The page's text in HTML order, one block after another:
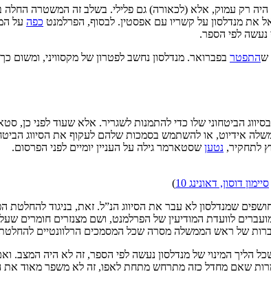
רק עמוק, אלא (לכאורה) גם פלילי. בשלב זה המשטרה החלה
את מנדלסון על קשריו עם אפסטין. לבסוף, הפרלמנט כפה על
נעשה לפי הספר.
שהתפטר בפברואר. מנדלסון נחשב לפטרון של מקסוויני, ומשום
הביטחוני שלו כדי להתמנות לשגריר. אלא שעוד לפני
אידיוט, או להשתמש בסמכות שלהם לעקוף את הסיווג
לתחקיר, נטען שסטארמר גילה על העניין יומיים לפני הפרסום.
סיימון דוסון, דאונינג 10
)
שהיו חושפים שמנדלסון לא עבר את הסיווג הנ”ל. זאת,
לוועדת המודיעין של הפרלמנט, ושם מצנזרים חומרים
של ראש הממשלה מסרה שכל המסמכים הרלוונטיים להחלטת
המינוי של מנדלסון נעשה לפי הספר, זה לא היה המצב.
שאם מחדל כזה מתרחש מתחת לאפו, זה לא משפר מאוד את